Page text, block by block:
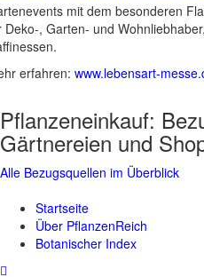
mit dem besonderen
Deko-, Garten- und
erfahren: www.lebensart-
Pflanzeneinkauf:
Gärtnereien und
Alle Bezugsquellen im Überblick
Startseite
Über PflanzenReich
Botanischer Index